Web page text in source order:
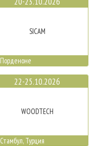
SICAM
Порденоне
22-25.10.2026
WOODTECH
Стамбул, Турция